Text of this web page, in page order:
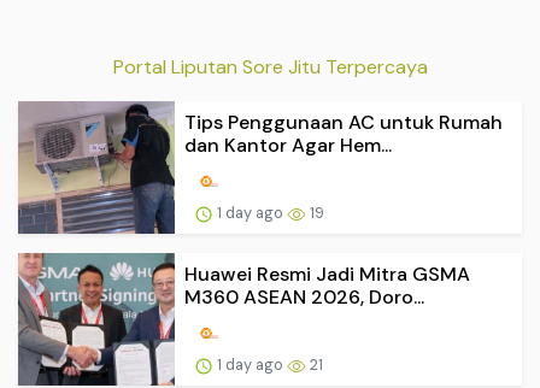
Portal Liputan Sore Jitu Terpercaya
Tips Penggunaan AC untuk Rumah
dan Kantor Agar Hem...
1 day ago 19
Huawei Resmi Jadi Mitra GSMA
M360 ASEAN 2026, Doro...
1 day ago 21